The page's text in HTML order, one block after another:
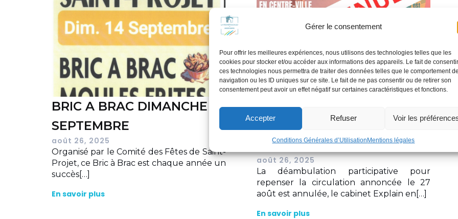
Gérer le consentement
Pour offrir les meilleures expériences, nous utilisons des technologies telles que les
cookies pour stocker et/ou accéder aux informations des appareils. Le fait de
ces technologies nous permettra de traiter des données telles que le comportement de
navigation ou les ID uniques sur ce site. Le fait de ne pas consentir ou de retirer son
consentement peut avoir un effet négatif sur certaines caractéristiques et fonctions.
Accepter Refuser Voir les
Conditions Générales d’UtilisationMentions légales
BRIC A BRAC DIMANCHE 14
SEPTEMBRE
août 26, 2025
Organisé par le Comité des Fêtes de Saint-
Projet, ce Bric à Brac est chaque année un
succès[…]
En savoir plus
ATELIER CIRCULER
ENSEMBLE EN CENTRE-
VILLE
août 26, 2025
La déambulation participative pour
repenser la circulation annoncée le 27
août est annulée, le cabinet Explain en[…]
En savoir plus